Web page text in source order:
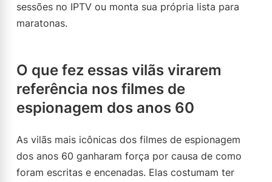
sessões no IPTV ou monta sua própria lista para
maratonas.
O que fez essas vilãs virarem
referência nos filmes de
espionagem dos anos 60
As vilãs mais icônicas dos filmes de espionagem
dos anos 60 ganharam força por causa de como
foram escritas e encenadas. Elas costumam ter